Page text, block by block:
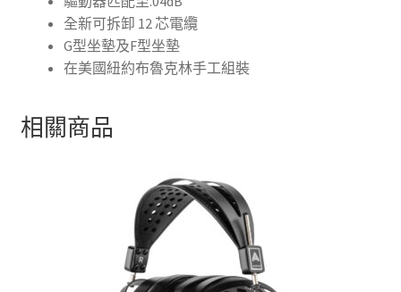
全新可拆卸 12 芯電纜
G型坐墊及F型坐墊
在美國紐約布魯克林手工組裝
相關商品